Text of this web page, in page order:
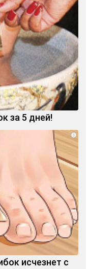
за 5 дней!
i
исчезнет с